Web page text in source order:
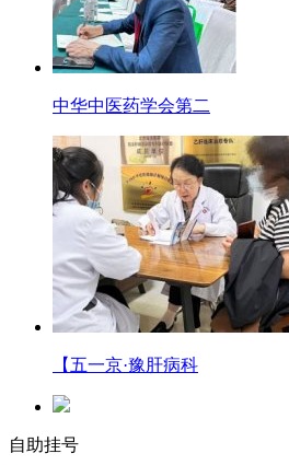
中华中医药学会第二
【五一京·豫肝病科
自助挂号